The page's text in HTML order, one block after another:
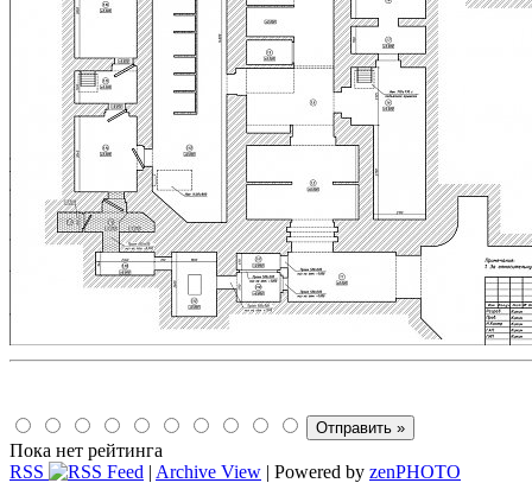
Пока нет рейтинга
RSS
| Archive View | Powered by zenPHOTO